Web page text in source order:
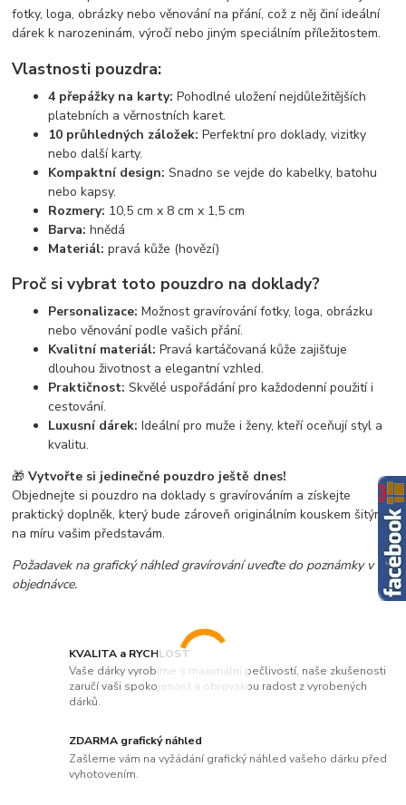
KVALITA a RYCHLOST
Vaše dárky vyrobíme s maximální pečlivostí, naše zkušenosti
zaručí vaši spokojenost a obrovskou radost z vyrobených
dárků.
ZDARMA grafický náhled
Zašleme vám na vyžádání grafický náhled vašeho dárku před
vyhotovením.
fotky, loga, obrázky nebo věnování na přání, což z něj činí ideální
dárek k narozeninám, výročí nebo jiným speciálním příležitostem.
Vlastnosti pouzdra:
4 přepážky na karty: Pohodlné uložení nejdůležitějších
platebních a věrnostních karet.
10 průhledných záložek: Perfektní pro doklady, vizitky
nebo další karty.
Kompaktní design: Snadno se vejde do kabelky, batohu
nebo kapsy.
Rozmery: 10,5 cm x 8 cm x 1,5 cm
Barva: hnědá
Materiál: pravá kůže (hovězí)
Proč si vybrat toto pouzdro na doklady?
Personalizace: Možnost gravírování fotky, loga, obrázku
nebo věnování podle vašich přání.
Kvalitní materiál: Pravá kartáčovaná kůže zajišťuje
dlouhou životnost a elegantní vzhled.
Praktičnost: Skvělé uspořádání pro každodenní použití i
cestování.
Luxusní dárek: Ideální pro muže i ženy, kteří oceňují styl a
kvalitu.
🎁Vytvořte si jedinečné pouzdro ještě dnes!
Objednejte si pouzdro na doklady s gravírováním a získejte
praktický doplněk, který bude zároveň originálním kouskem šitým
na míru vašim představám.
Požadavek na grafický náhled gravírování uveďte do poznámky v
objednávce.